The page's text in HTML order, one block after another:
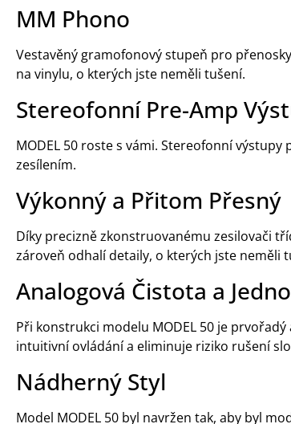
MM Phono
Vestavěný gramofonový stupeň pro
na vinylu, o kterých jste neměli tušení.
Stereofonní Pre-Amp
MODEL 50 roste s vámi. Stereofonní
zesílením.
Výkonný a Přitom Přesný
Díky precizně zkonstruovanému zesilovači
zároveň odhalí detaily, o kterých jste neměli
Analogová Čistota a
Při konstrukci modelu MODEL 50 je
intuitivní ovládání a eliminuje riziko rušení
Nádherný Styl
Model MODEL 50 byl navržen tak, aby byl